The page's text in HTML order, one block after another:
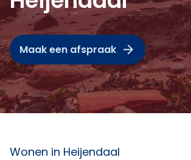
Maak een afspraak
Wonen in Heijendaal